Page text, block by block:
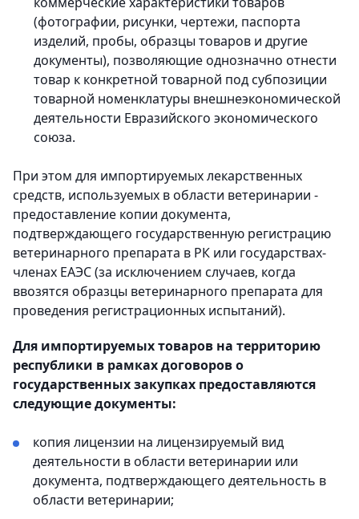
(фотографии, рисунки, чертежи, паспорта
изделий, пробы, образцы товаров и другие
документы), позволяющие однозначно отнести
товар к конкретной товарной под субпозиции
товарной номенклатуры внешнеэкономической
деятельности Евразийского экономического
союза.
При этом для импортируемых лекарственных
средств, используемых в области ветеринарии -
предоставление копии документа,
подтверждающего государственную регистрацию
ветеринарного препарата в РК или государствах-
членах ЕАЭС (за исключением случаев, когда
ввозятся образцы ветеринарного препарата для
проведения регистрационных испытаний).
Для импортируемых товаров на территорию
республики в рамках договоров о
государственных закупках предоставляются
следующие документы:
копия лицензии на лицензируемый вид
деятельности в области ветеринарии или
документа, подтверждающего деятельность в
области ветеринарии;